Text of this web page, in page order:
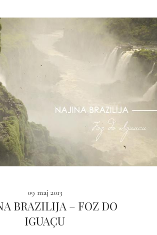
09 maj 2013
BRAZILIJA – FOZ DO
IGUAÇU